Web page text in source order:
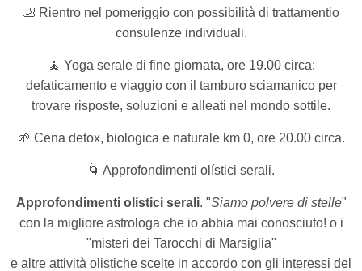
🦶 Rientro nel pomeriggio con possibilità di trattamentio
consulenze individuali.
🧘 Yoga serale di fine giornata, ore 19.00 circa:
defaticamento e viaggio con il tamburo sciamanico per
trovare risposte, soluzioni e alleati nel mondo sottile.
🌱 Cena detox, biologica e naturale km 0, ore 20.00 circa.
🌀 Approfondimenti olístici serali.
Approfondimenti olístici serali. "Siamo polvere di stelle"
con la migliore astrologa che io abbia mai conosciuto! o i
"misteri dei Tarocchi di Marsiglia"
e altre attività olistiche scelte in accordo con gli interessi del